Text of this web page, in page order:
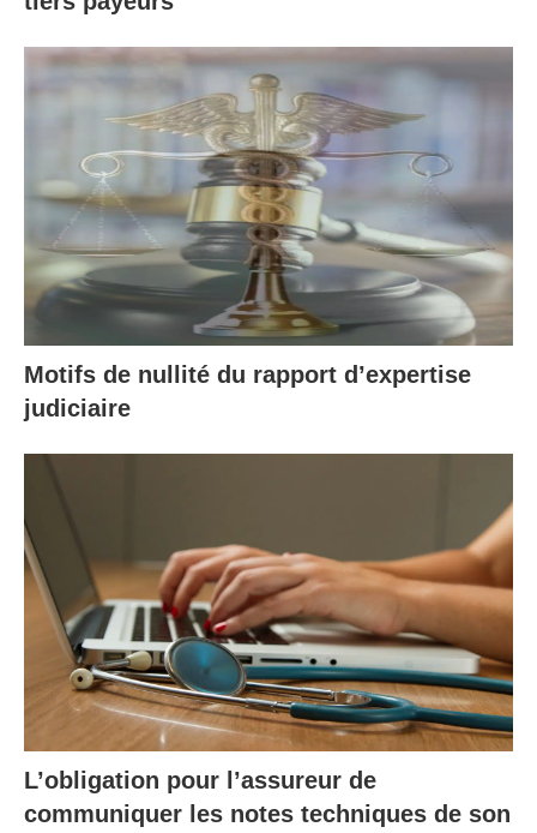
Motifs de nullité du rapport d’expertise
judiciaire
L’obligation pour l’assureur de
communiquer les notes techniques de son